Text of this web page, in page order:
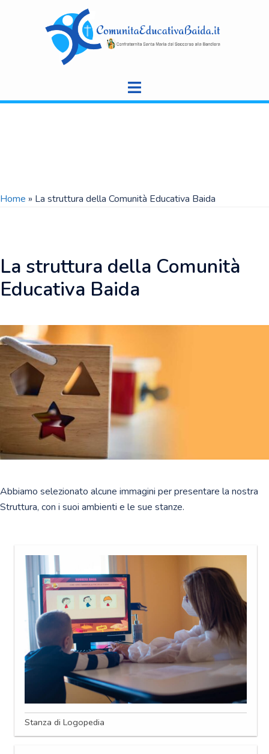
Home » La struttura della Comunità Educativa Baida
La struttura della Comunità
Educativa Baida
Abbiamo selezionato alcune immagini per presentare la nostra
Struttura, con i suoi ambienti e le sue stanze.
Stanza di Logopedia